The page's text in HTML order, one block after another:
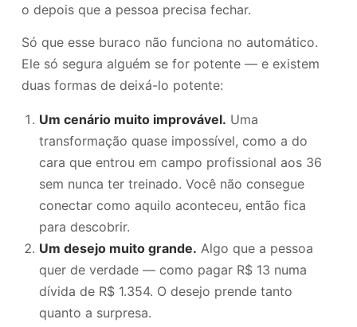
o depois que a pessoa precisa fechar.
Só que esse buraco não funciona no automático.
Ele só segura alguém se for potente — e existem
duas formas de deixá-lo potente:
Um cenário muito improvável. Uma
transformação quase impossível, como a do
cara que entrou em campo profissional aos 36
sem nunca ter treinado. Você não consegue
conectar como aquilo aconteceu, então fica
para descobrir.
Um desejo muito grande. Algo que a pessoa
quer de verdade — como pagar R$ 13 numa
dívida de R$ 1.354. O desejo prende tanto
quanto a surpresa.